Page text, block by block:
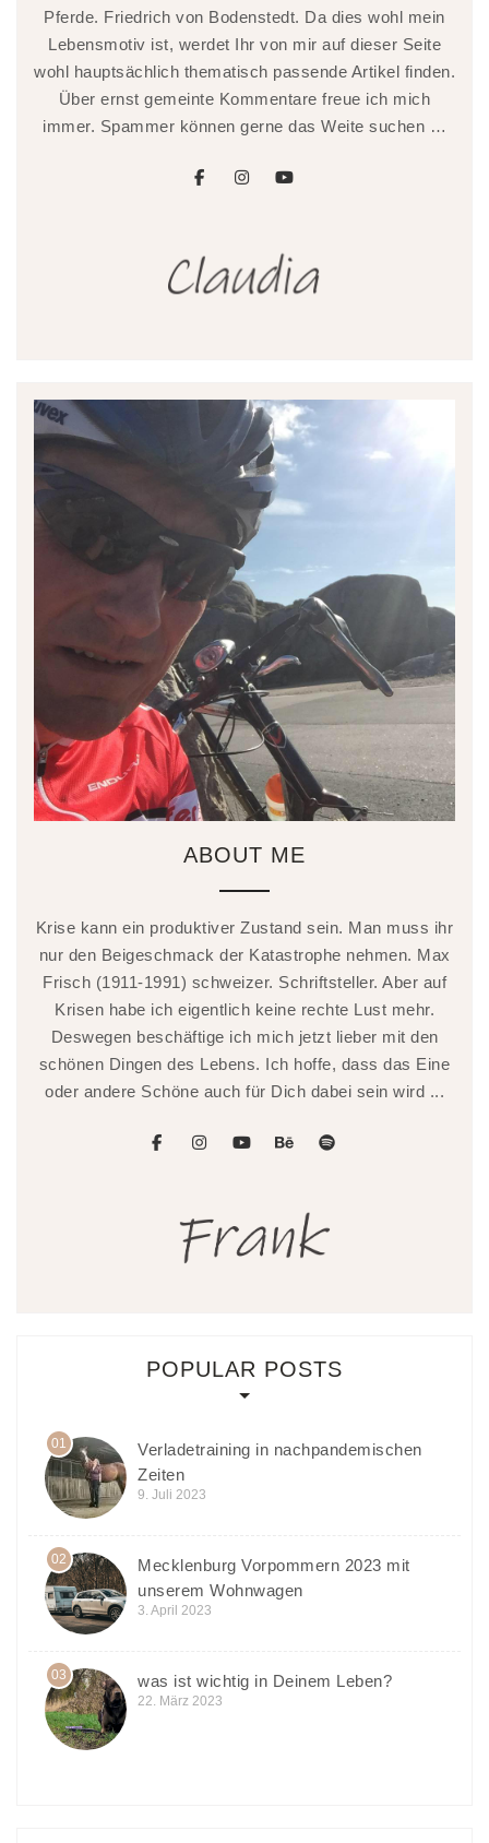
Pferde. Friedrich von Bodenstedt. Da dies wohl mein
Lebensmotiv ist, werdet Ihr von mir auf dieser Seite
wohl hauptsächlich thematisch passende Artikel finden.
Über ernst gemeinte Kommentare freue ich mich
immer. Spammer können gerne das Weite suchen …
ABOUT ME
Krise kann ein produktiver Zustand sein. Man muss ihr
nur den Beigeschmack der Katastrophe nehmen. Max
Frisch (1911-1991) schweizer. Schriftsteller. Aber auf
Krisen habe ich eigentlich keine rechte Lust mehr.
Deswegen beschäftige ich mich jetzt lieber mit den
schönen Dingen des Lebens. Ich hoffe, dass das Eine
oder andere Schöne auch für Dich dabei sein wird ...
POPULAR POSTS
01
Verladetraining in nachpandemischen
Zeiten
9. Juli 2023
02
Mecklenburg Vorpommern 2023 mit
unserem Wohnwagen
3. April 2023
03 was ist wichtig in Deinem Leben?
22. März 2023